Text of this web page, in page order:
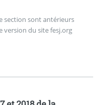
section sont antérieurs
version du site fesj.org